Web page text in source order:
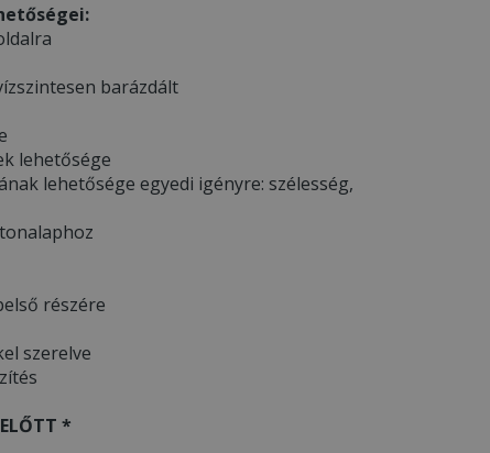
barázdált
lehetősége
lehetősége egyedi igényre: szélesség,
részére
szerelve
*